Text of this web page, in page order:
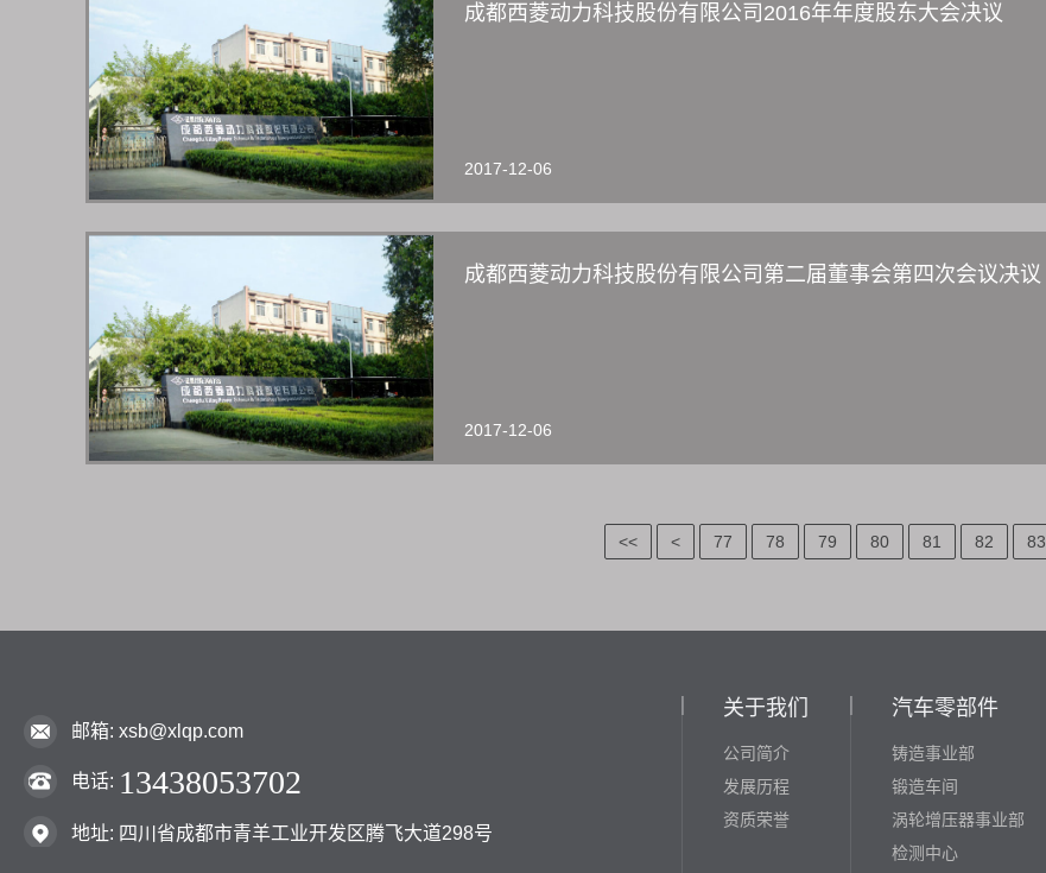
成都西菱动力科技股份有限公司2016年年度股东大会决议
2017-12-06
成都西菱动力科技股份有限公司第二届董事会第四次会议决议
2017-12-06
<< < 77 78 79 80 81 82 83
邮箱: xsb@xlqp.com
电话: 13438053702
地址: 四川省成都市青羊工业开发区腾飞大道298号
关于我们
公司简介
发展历程
资质荣誉
汽车零部件
铸造事业部
锻造车间
涡轮增压器事业部
检测中心